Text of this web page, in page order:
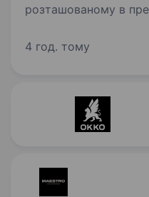
розташованому в
порядність,
4 год. тому